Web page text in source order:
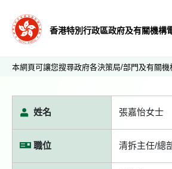
香港特別行政區政府及有關機構
本網頁可讓您搜尋政府各決策局/部門及有關
姓名 張嘉怡女士
職位 清拆主任/總